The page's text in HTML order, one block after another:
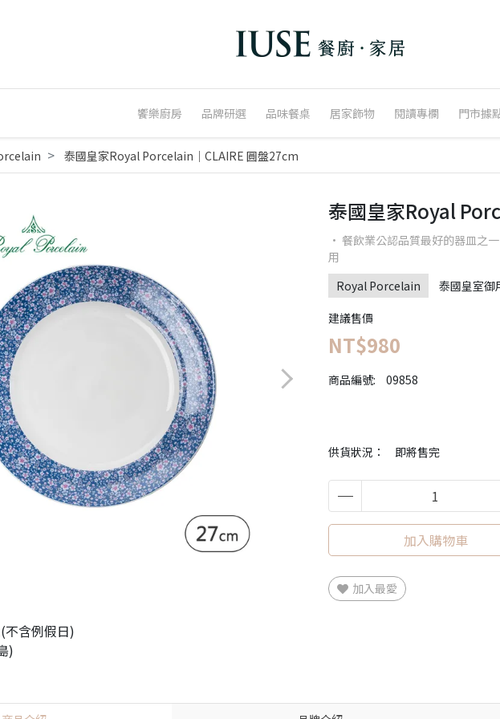
饗樂廚房 品牌研選 品味餐桌 居家飾物 閱讀專欄 門市據
泰國皇家Royal Porcelain｜CLAIRE 圓盤27cm
泰國皇家Royal
· 餐飲業公認品質最好的器皿之
用
Royal Porcelain
泰國皇室御
建議售價
NT$980
商品編號: 09858
供貨狀況： 即將售完
加入購物車
加入最愛
含例假日)
)